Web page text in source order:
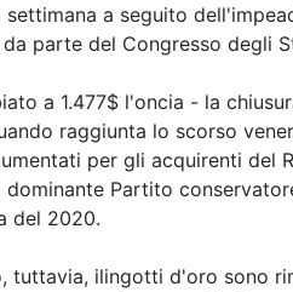
settimana a seguito
da parte del Congresso degli
a 1.477$ l'oncia - la
raggiunta lo scorso
per gli acquirenti del
dominante Partito
del 2020.
tuttavia, ilingotti d'oro sono